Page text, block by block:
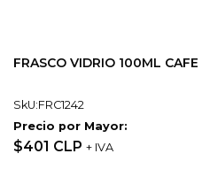
FRASCO VIDRIO 100ML
SkU:FRC1242
Precio por Mayor:
$401 CLP + IVA